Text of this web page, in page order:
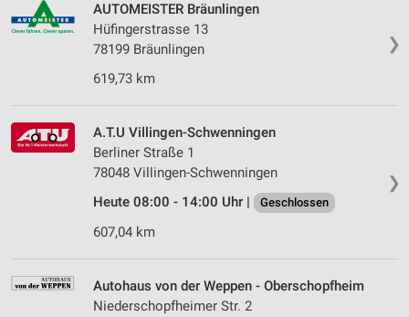
❯
AUTOMEISTER Bräunlingen
Hüfingerstrasse 13
78199 Bräunlingen
619,73 km
❯
A.T.U Villingen-Schwenningen
Berliner Straße 1
78048 Villingen-Schwenningen
Heute 08:00 - 14:00 Uhr |
Geschlossen
607,04 km
Autohaus von der Weppen - Oberschopfheim
Niederschopfheimer Str. 2